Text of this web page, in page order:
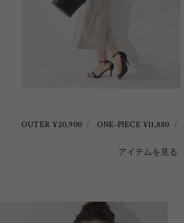
OUTER ¥20,900 ONE-PIECE ¥11,880
アイテムを見る